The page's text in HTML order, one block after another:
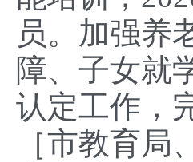
员。加强养
障、子女就
认定工作，
［市教育